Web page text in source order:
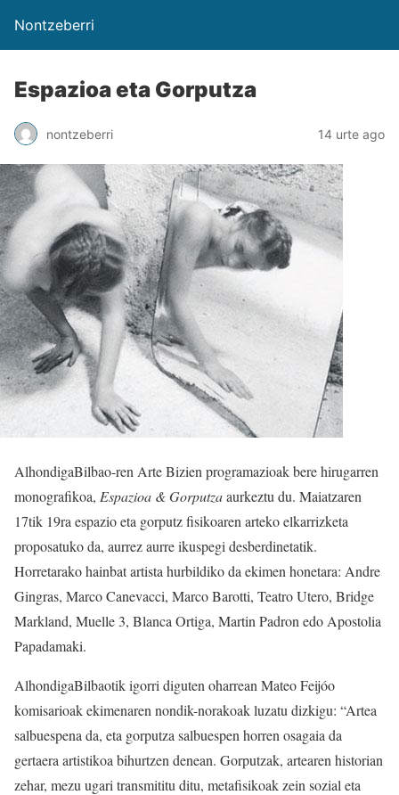
Nontzeberri
Espazioa eta Gorputza
nontzeberri 14 urte ago
AlhondigaBilbao-ren Arte Bizien programazioak bere hirugarren
monografikoa, Espazioa & Gorputzaaurkeztu du. Maiatzaren
17tik 19ra espazio eta gorputz fisikoaren arteko elkarrizketa
proposatuko da, aurrez aurre ikuspegi desberdinetatik.
Horretarako hainbat artista hurbildiko da ekimen honetara: Andre
Gingras, Marco Canevacci, Marco Barotti, Teatro Utero, Bridge
Markland, Muelle 3, Blanca Ortiga, Martin Padron edo Apostolia
Papadamaki.
AlhondigaBilbaotik igorri diguten oharrean Mateo Feijóo
komisarioak ekimenaren nondik-norakoak luzatu dizkigu: “Artea
salbuespena da, eta gorputza salbuespen horren osagaia da
gertaera artistikoa bihurtzen denean. Gorputzak, artearen historian
zehar, mezu ugari transmititu ditu, metafisikoak zein sozial eta